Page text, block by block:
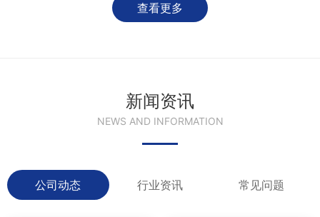
查看更多
新闻资讯
NEWS AND INFORMATION
公司动态 行业资讯 常见问题